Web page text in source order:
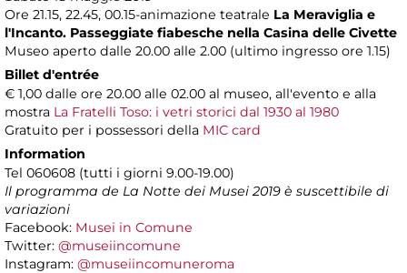
Ore 21.15, 22.45, 00.15-animazione teatrale La Meraviglia e
l'Incanto. Passeggiate fiabesche nella Casina delle Civette
Museo aperto dalle 20.00 alle 2.00 (ultimo ingresso ore 1.15)
Billet d'entrée
€ 1,00 dalle ore 20.00 alle 02.00 al museo, all'evento e alla
mostra La Fratelli Toso: i vetri storici dal 1930 al 1980
Gratuito per i possessori della MIC card
Information
Tel 060608 (tutti i giorni 9.00-19.00)
Il programma de La Notte dei Musei 2019 è suscettibile di
variazioni
Facebook: Musei in Comune
Twitter: @museiincomune
Instagram: @museiincomuneroma